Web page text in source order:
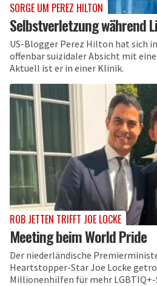
SORGE UM PEREZ HILTON
Selbstverletzung während
US-Blogger Perez Hilton hat sich
offenbar suizidaler Absicht mit
Aktuell ist er in einer Klinik.
ROB JETTEN TRIFFT JOE LOCKE
Meeting beim World Pride
Der niederländische
Heartstopper-Star Joe Locke
Millionenhilfen für mehr